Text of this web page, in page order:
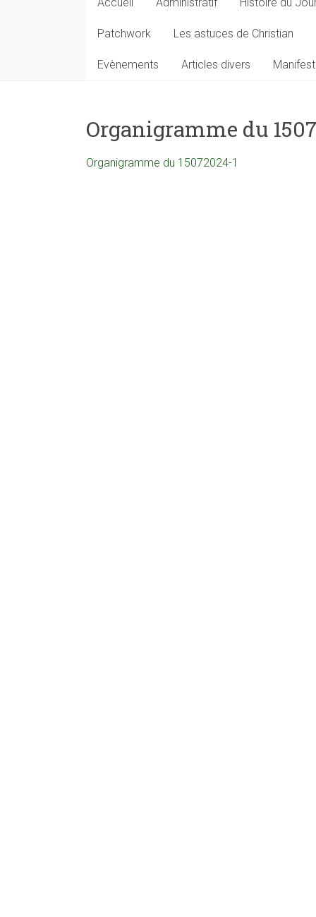
Patchwork Les astuces de Christian
Evènements Articles divers
Organigramme du
Organigramme du 15072024-1